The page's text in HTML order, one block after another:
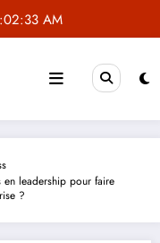
AM
en leadership pour faire
?